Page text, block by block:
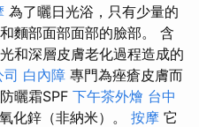
為了曬日光浴，只有少量的
麵部面部面部的臉部。 含
和深層皮膚老化過程造成的
司 白內障 專門為痤瘡皮膚而
曬霜SPF 下午茶外燴 台中
化鋅（非納米）。 按摩 它